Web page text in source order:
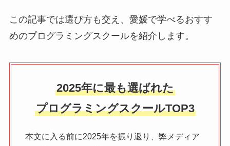
この記事では選び方も交え、愛媛で学べるおすす
めのプログラミングスクールを紹介します。
2025年に最も選ばれた
プログラミングスクールTOP3
本文に入る前に2025年を振り返り、弊メディア